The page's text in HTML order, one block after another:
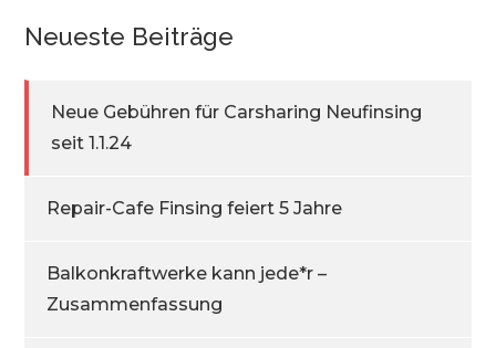
Neueste Beiträge
Neue Gebühren für Carsharing Neufinsing
seit 1.1.24
Repair-Cafe Finsing feiert 5 Jahre
Balkonkraftwerke kann jede*r –
Zusammenfassung